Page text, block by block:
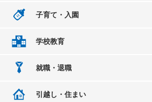
子育て・入園
学校教育
就職・退職
引越し・住まい